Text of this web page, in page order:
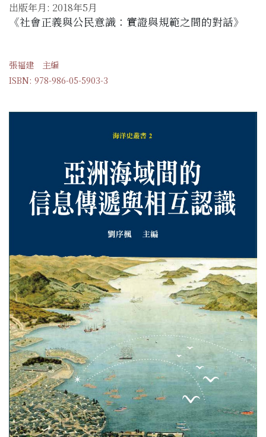
出版年月: 2018年5月
《社會正義與公民意識：實證與規範之間的對話》
張福建 主編
ISBN: 978-986-05-5903-3